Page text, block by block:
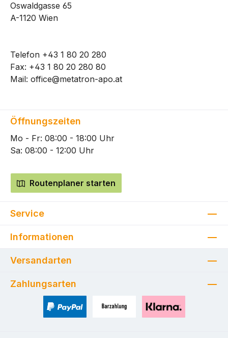
Oswaldgasse 65
A-1120 Wien
Telefon +43 1 80 20 280
Fax: +43 1 80 20 280 80
Mail: office@metatron-apo.at
Öffnungszeiten
Mo - Fr: 08:00 - 18:00 Uhr
Sa: 08:00 - 12:00 Uhr
Routenplaner starten
Service
Informationen
Versandarten
Zahlungsarten